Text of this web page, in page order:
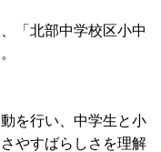
「北部中学校区小中
を行い、中学生と小
やすばらしさを理解